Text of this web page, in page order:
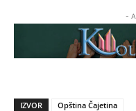
-
IZVOR
Opština Čajetina